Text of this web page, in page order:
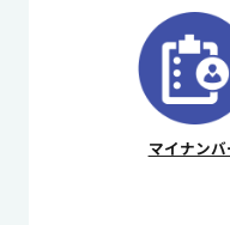
マイナンバ